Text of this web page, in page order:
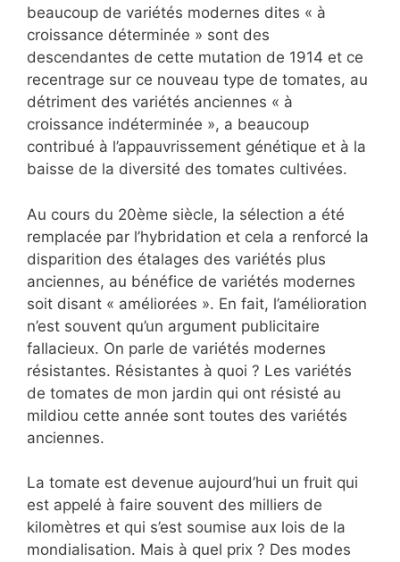
beaucoup de variétés modernes dites « à
croissance déterminée » sont des
descendantes de cette mutation de 1914 et ce
recentrage sur ce nouveau type de tomates, au
détriment des variétés anciennes « à
croissance indéterminée », a beaucoup
contribué à l’appauvrissement génétique et à la
baisse de la diversité des tomates cultivées.
Au cours du 20ème siècle, la sélection a été
remplacée par l’hybridation et cela a renforcé la
disparition des étalages des variétés plus
anciennes, au bénéfice de variétés modernes
soit disant « améliorées ». En fait, l’amélioration
n’est souvent qu’un argument publicitaire
fallacieux. On parle de variétés modernes
résistantes. Résistantes à quoi ? Les variétés
de tomates de mon jardin qui ont résisté au
mildiou cette année sont toutes des variétés
anciennes.
La tomate est devenue aujourd’hui un fruit qui
est appelé à faire souvent des milliers de
kilomètres et qui s’est soumise aux lois de la
mondialisation. Mais à quel prix ? Des modes